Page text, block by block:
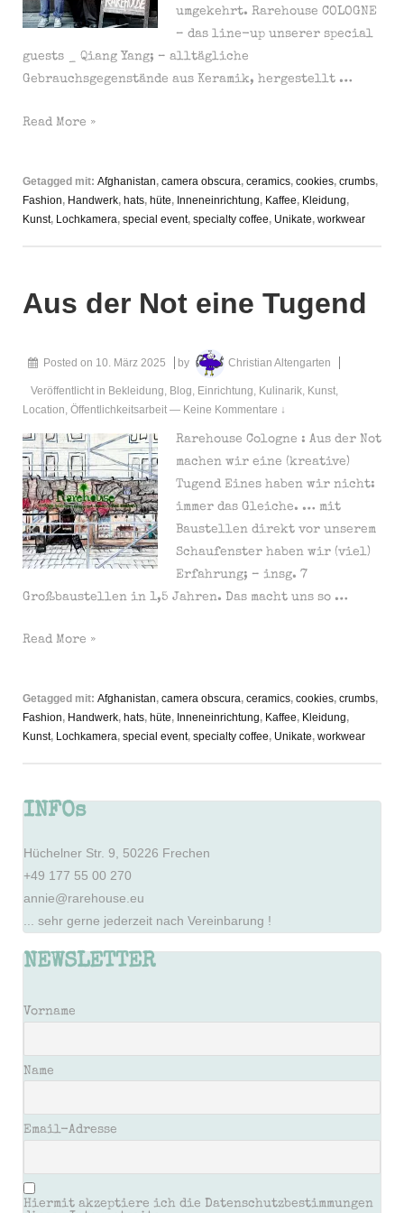
umgekehrt. Rarehouse COLOGNE
– das line-up unserer special
guests _ Qiang Yang; – alltägliche
Gebrauchsgegenstände aus Keramik, hergestellt …
Rarehouse-
Kunst-
11-
Read More »
Getagged mit: Afghanistan, camera obscura, ceramics, cookies, crumbs,
Fashion, Handwerk, hats, hüte, Inneneinrichtung, Kaffee, Kleidung,
Kunst, Lochkamera, special event, specialty coffee, Unikate, workwear
Aus der Not eine Tugend
Posted on 10. März 2025 by Christian Altengarten
Veröffentlicht in Bekleidung Blog Einrichtung Kulinarik Kunst
Location Öffentlichkeitsarbeit — Keine Kommentare ↓
Rarehouse Cologne : Aus der Not
machen wir eine (kreative)
Tugend Eines haben wir nicht:
immer das Gleiche. … mit
Baustellen direkt vor unserem
Schaufenster haben wir (viel)
Erfahrung; – insg. 7
Großbaustellen in 1,5 Jahren. Das macht uns so …
Aus
eine
Tugend
Read More »
Getagged mit: Afghanistan, camera obscura, ceramics, cookies, crumbs,
Fashion, Handwerk, hats, hüte, Inneneinrichtung, Kaffee, Kleidung,
Kunst, Lochkamera, special event, specialty coffee, Unikate, workwear
INFOs
Hüchelner Str. 9, 50226 Frechen
+49 177 55 00 270
annie@rarehouse.eu
... sehr gerne jederzeit nach Vereinbarung !
NEWSLETTER
Vorname
Name
Email-Adresse
Hiermit akzeptiere ich die Datenschutzbestimmungen